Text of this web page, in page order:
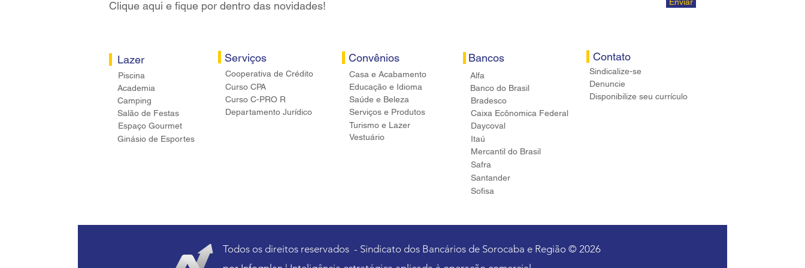
Clique aqui e fique por dentro das novidades!
Lazer
Piscina
Academia
Camping
Salão de Festas
Espaço Gourmet
Ginásio de Esportes
Serviços
Cooperativa de Crédito
Curso CPA
Curso C-PRO R
Departamento Jurídico
Enviar
Convênios
Casa e Acabamento
Educação e Idioma
Saúde e Beleza
Serviços e Produtos
Turismo e Lazer
Vestuário
Bancos
Alfa
Banco do Brasil
Bradesco
Caixa Ecônomica Federal
Daycoval
Itaú
Mercantil do Brasil
Safra
Santander
Sofisa
Contato
Sindicalize-se
Denuncie
Disponibilize seu currículo
Todos os direitos reservados - Sindicato dos Bancários de Sorocaba e Região © 2026